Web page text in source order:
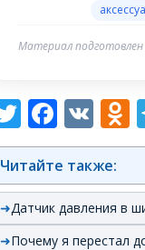
Материал подготовлен
Twitter
VK
Читайте также:
Датчик давления в
Почему я перестал